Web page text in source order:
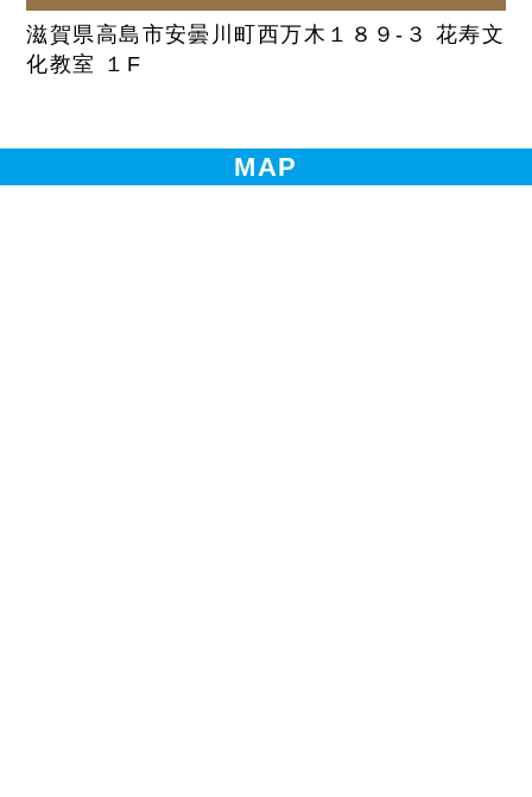
滋賀県高島市安曇川町西万木１８９-３ 花寿文
化教室 １F
MAP